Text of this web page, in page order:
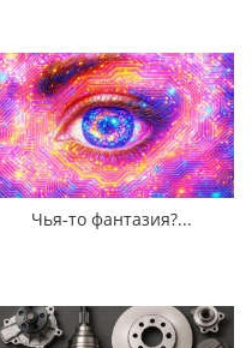
Чья-то фантазия?...